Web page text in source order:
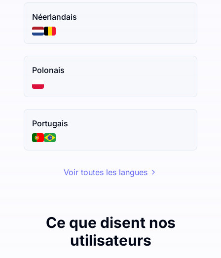
Néerlandais
Polonais
Portugais
Voir toutes les langues
Ce que disent nos
utilisateurs